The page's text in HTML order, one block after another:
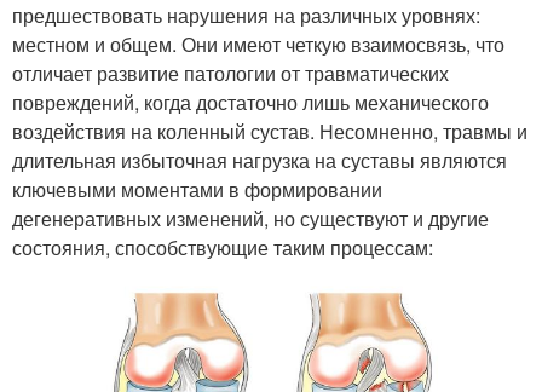
предшествовать нарушения на различных уровнях:
местном и общем. Они имеют четкую взаимосвязь, что
отличает развитие патологии от травматических
повреждений, когда достаточно лишь механического
воздействия на коленный сустав. Несомненно, травмы и
длительная избыточная нагрузка на суставы являются
ключевыми моментами в формировании
дегенеративных изменений, но существуют и другие
состояния, способствующие таким процессам: